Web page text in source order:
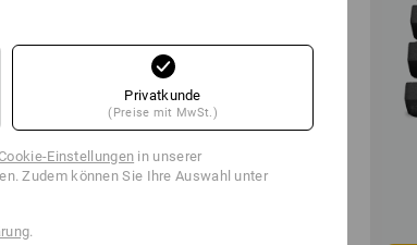
Privatkunde
(Preise mit MwSt.)
Einstellungen in unserer
Zudem können Sie Ihre Auswahl unter
.